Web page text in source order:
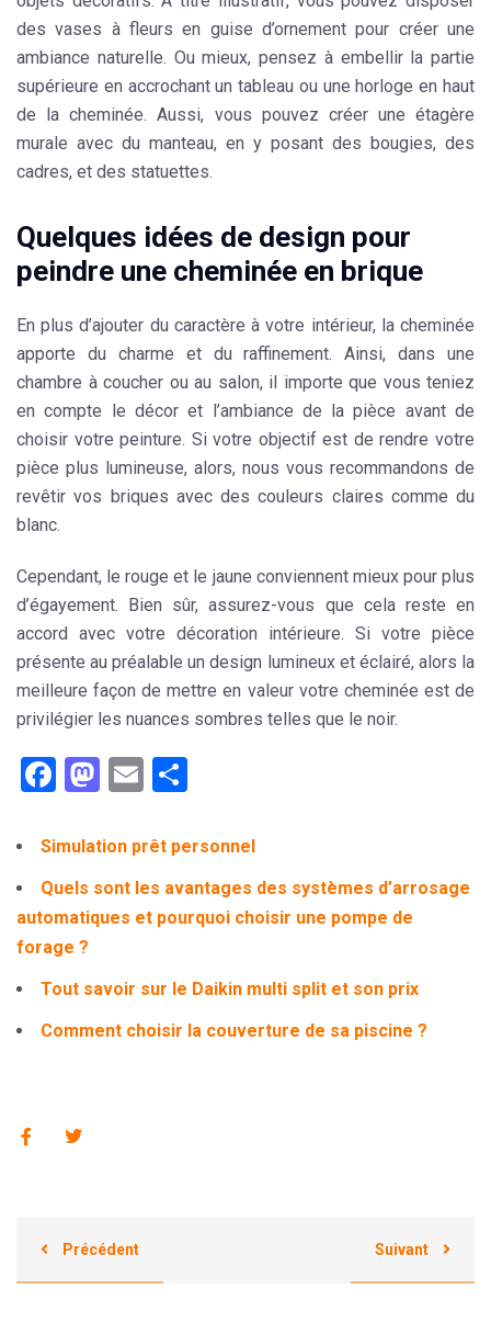
des vases à fleurs en guise d’ornement pour créer une
ambiance naturelle. Ou mieux, pensez à embellir la partie
supérieure en accrochant un tableau ou une horloge en haut
de la cheminée. Aussi, vous pouvez créer une étagère
murale avec du manteau, en y posant des bougies, des
cadres, et des statuettes.
Quelques idées de design pour
peindre une cheminée en brique
En plus d’ajouter du caractère à votre intérieur, la cheminée
apporte du charme et du raffinement. Ainsi, dans une
chambre à coucher ou au salon, il importe que vous teniez
en compte le décor et l’ambiance de la pièce avant de
choisir votre peinture. Si votre objectif est de rendre votre
pièce plus lumineuse, alors, nous vous recommandons de
revêtir vos briques avec des couleurs claires comme du
blanc.
Cependant, le rouge et le jaune conviennent mieux pour plus
d’égayement. Bien sûr, assurez-vous que cela reste en
accord avec votre décoration intérieure. Si votre pièce
présente au préalable un design lumineux et éclairé, alors la
meilleure façon de mettre en valeur votre cheminée est de
privilégier les nuances sombres telles que le noir.
Facebook
Mastodon
Email
Simulation prêt personnel
Quels sont les avantages des systèmes d’arrosage
automatiques et pourquoi choisir une pompe de
forage ?
Tout savoir sur le Daikin multi split et son prix
Comment choisir la couverture de sa piscine ?
Précédent Suivant